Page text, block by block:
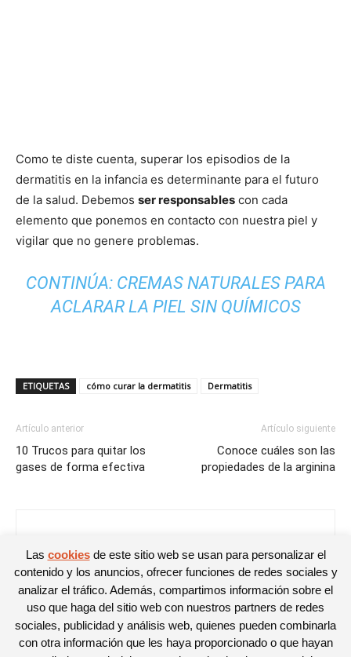
Como te diste cuenta, superar los episodios de la
dermatitis en la infancia es determinante para el futuro
de la salud. Debemos ser responsables con cada
elemento que ponemos en contacto con nuestra piel y
vigilar que no genere problemas.
CONTINÚA: CREMAS NATURALES PARA
ACLARAR LA PIEL SIN QUÍMICOS
ETIQUETAS cómo curar la dermatitis Dermatitis
Artículo anterior
10 Trucos para quitar los
gases de forma efectiva
Artículo siguiente
Conoce cuáles son las
propiedades de la arginina
Las cookiesde este sitio web se usan para personalizar el
contenido y los anuncios, ofrecer funciones de redes sociales y
analizar el tráfico. Además, compartimos información sobre el
uso que haga del sitio web con nuestros partners de redes
sociales, publicidad y análisis web, quienes pueden combinarla
con otra información que les haya proporcionado o que hayan